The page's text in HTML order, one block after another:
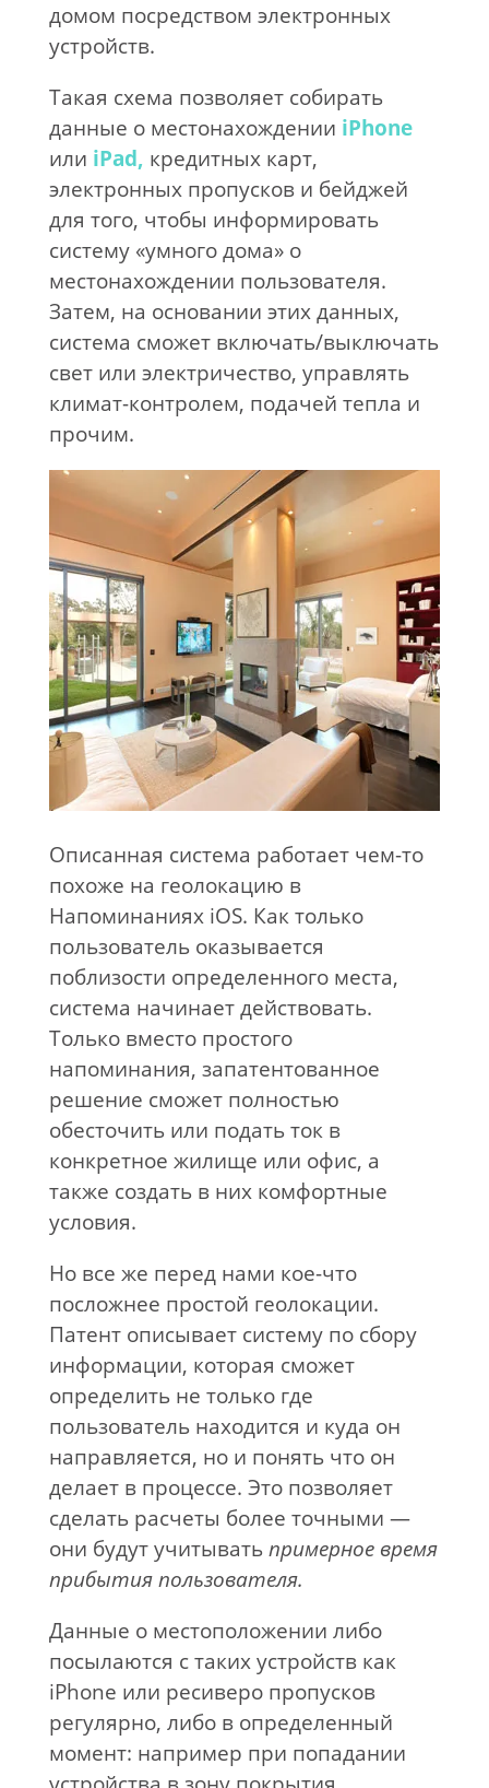
домом посредством электронных
устройств.
Такая схема позволяет собирать
данные о местонахождении iPhone
или iPad, кредитных карт,
электронных пропусков и бейджей
для того, чтобы информировать
систему «умного дома» о
местонахождении пользователя.
Затем, на основании этих данных,
система сможет включать/выключать
свет или электричество, управлять
климат-контролем, подачей тепла и
прочим.
Описанная система работает чем-то
похоже на геолокацию в
Напоминаниях iOS. Как только
пользователь оказывается
поблизости определенного места,
система начинает действовать.
Только вместо простого
напоминания, запатентованное
решение сможет полностью
обесточить или подать ток в
конкретное жилище или офис, а
также создать в них комфортные
условия.
Но все же перед нами кое-что
посложнее простой геолокации.
Патент описывает систему по сбору
информации, которая сможет
определить не только где
пользователь находится и куда он
направляется, но и понять что он
делает в процессе. Это позволяет
сделать расчеты более точными —
они будут учитывать примерное время
прибытия пользователя.
Данные о местоположении либо
посылаются с таких устройств как
iPhone или ресиверо пропусков
регулярно, либо в определенный
момент: например при попадании